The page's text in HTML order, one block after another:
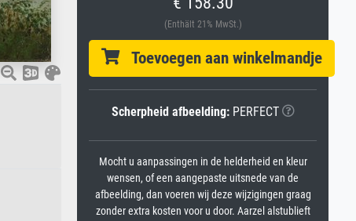
(Enthält 21% MwSt.)
Toevoegen aan winkelmandje
Scherpheid afbeelding:PERFECT
Mocht u aanpassingen in de helderheid en kleur
wensen, of een aangepaste uitsnede van de
afbeelding, dan voeren wij deze wijzigingen graag
zonder extra kosten voor u door. Aarzel alstublieft